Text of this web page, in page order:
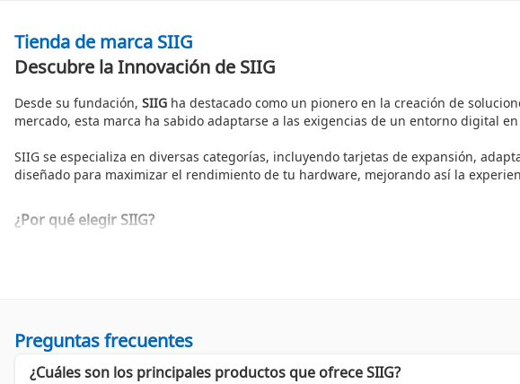
Tienda de marca SIIG
Descubre la Innovación de SIIG
Desde su fundación, SIIG ha destacado como un pionero en la creación de
mercado, esta marca ha sabido adaptarse a las exigencias de un entorno digital
SIIG se especializa en diversas categorías, incluyendo tarjetas de expansión,
diseñado para maximizar el rendimiento de tu hardware, mejorando así la
¿Por qué elegir SIIG?
Los productos de SIIG no solo son de alta calidad, sino que han recibido
Adaptadores PC USB: Conecta tus dispositivos USB sin complicaciones.
Extensores y Receptores de Video
Cables PC USB: Soluciones confiables para una conectividad sin interrupciones.
Preguntas frecuentes
¿Cuáles son los principales productos que ofrece SIIG?